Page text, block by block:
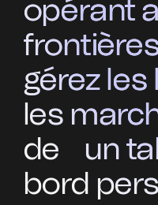
opérant
gérez
les
de un
bord